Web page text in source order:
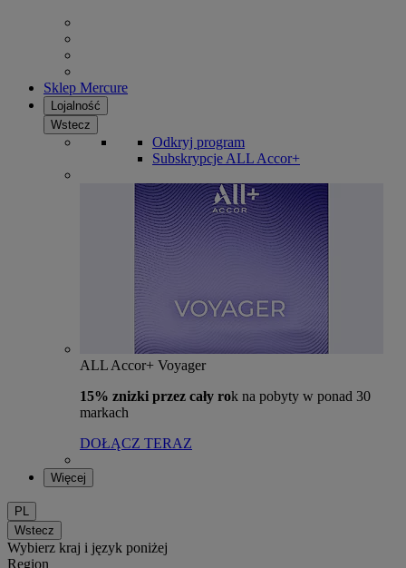
Sklep Mercure
Lojalność
Wstecz
Odkryj program
Subskrypcje ALL Accor+
ALL Accor+ Voyager
15% znizki przez cały rok na pobyty w ponad 30
markach
DOŁĄCZ TERAZ
Więcej
PL
Wstecz
Wybierz kraj i język poniżej
Region